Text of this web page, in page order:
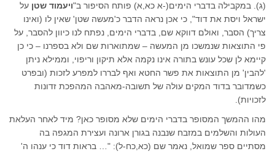
(ג). במקבילה בדברי הימים(-א כא,א) פותח הסיפור ב"ויעמוד שטן על
ישראל ויסת את דוד", כי אכן נראה הדבר כ'מעשה שטן' שאין לו (ואינו
צריך) הסבר, ואולם דווקא שם, בדברי הימים, נפתח לנו כיוון להסבר, על
פי התוצאות שנמשכו מן המעשה – שמתוארות שם ולא בספרנו – כי כן
קיימא לן שכל עונש בתורה אינו נקמה אלא תיקון וריפוי, וממילא ניתן
'להבין' מן התוצאות את פשר החטא ואף לבררו למפרע לזכות (ובפרט
כשמדובר בדוד המקים עולה של תשובה-מאהבה המהפכת זדונות
לזכויות).
מהו ההמשך המסופר בדברי הימים שלא מסופר כאן? מיד לאחר העלאת
העולות והשלמים במזבח שנבנה בגורן ארונה ועצירת המגפה בה
מסתיים ספר שמואל, נאמר שם (כא,כח-ל): "… בראות דוד כי ענהו ה'